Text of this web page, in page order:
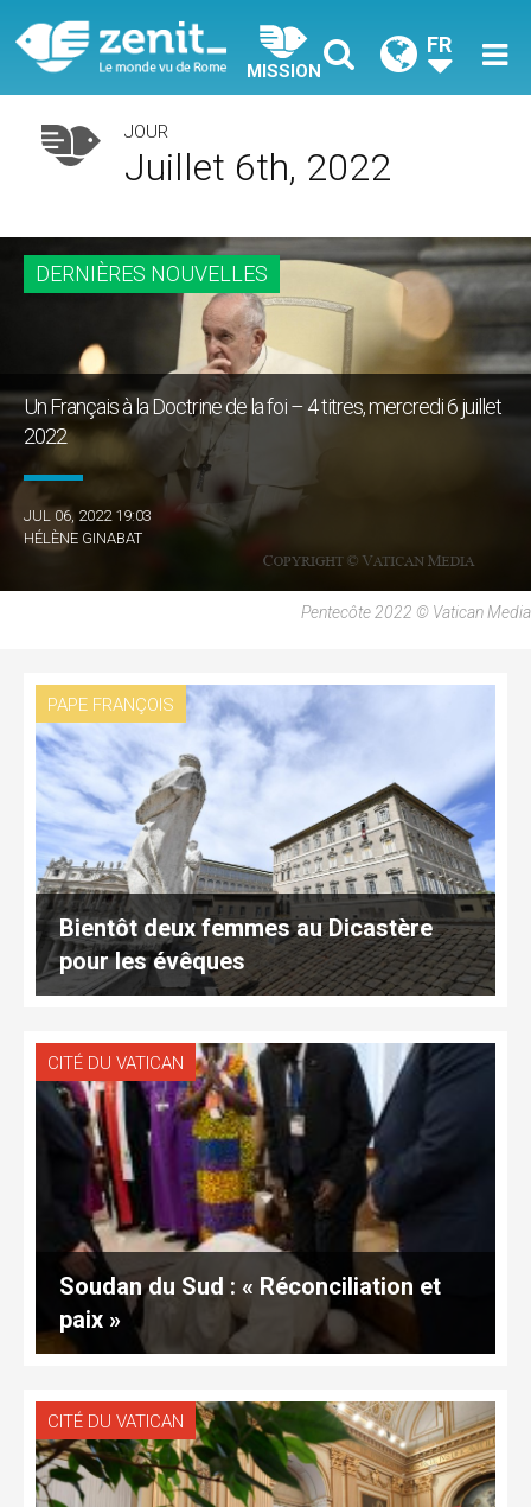
MISSION
FR
JOUR
Juillet 6th, 2022
DERNIÈRES NOUVELLES
Un Français à la Doctrine de la foi – 4 titres, mercredi 6 juillet
2022
JUL 06, 2022 19:03
HÉLÈNE GINABAT
Pentecôte 2022 © Vatican Media
PAPE FRANÇOIS
Bientôt deux femmes au Dicastère
pour les évêques
CITÉ DU VATICAN
Soudan du Sud : « Réconciliation et
paix »
CITÉ DU VATICAN